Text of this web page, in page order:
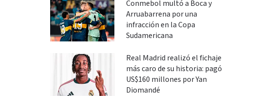
Conmebol multó a Boca y
Arruabarrena por una
infracción en la Copa
Sudamericana
Real Madrid realizó el fichaje
más caro de su historia: pagó
US$160 millones por Yan
Diomandé